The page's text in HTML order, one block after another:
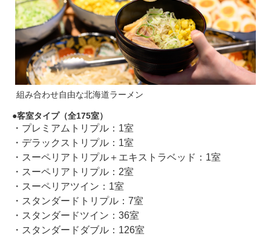
組み合わせ自由な北海道ラーメン
客室タイプ（全175室）
・プレミアムトリプル：1室
・デラックストリプル：1室
・スーペリアトリプル＋エキストラベッド：1室
・スーペリアトリプル：2室
・スーペリアツイン：1室
・スタンダードトリプル：7室
・スタンダードツイン：36室
・スタンダードダブル：126室